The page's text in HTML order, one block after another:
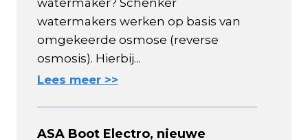
watermaker? Schenker
watermakers werken op basis van
omgekeerde osmose (reverse
osmosis). Hierbij...
Lees meer >>
ASA Boot Electro, nieuwe